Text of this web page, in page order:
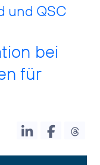
und QSC
bei
für